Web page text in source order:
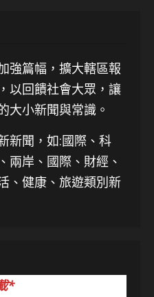
強篇幅，擴大轄區報
以回饋社會大眾，讓
大小新聞與常識。
新聞 ，如:國際、科
兩岸、國際、財經、
、健康、旅遊類別新
*